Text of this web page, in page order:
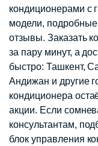
кондиционерами с
модели, подробные
отзывы. Заказать
за пару минут, а
быстро: Ташкент,
Андижан и другие
кондиционера
акции. Если
консультантам,
блок управления